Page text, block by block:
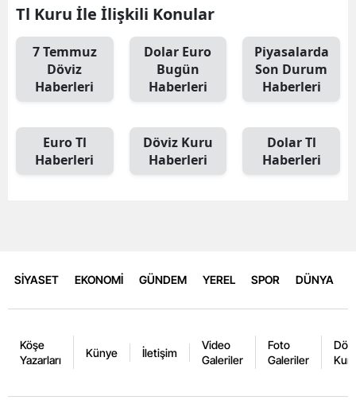
Tl Kuru İle İlişkili Konular
7 Temmuz
Döviz
Haberleri
Dolar Euro
Bugün
Haberleri
Piyasalarda
Son Durum
Haberleri
Euro Tl
Haberleri
Döviz Kuru
Haberleri
Dolar Tl
Haberleri
SİYASET EKONOMİ GÜNDEM YEREL SPOR DÜNYA
Köşe
Yazarları
Künye İletişim
Video
Galeriler
Foto
Galeriler